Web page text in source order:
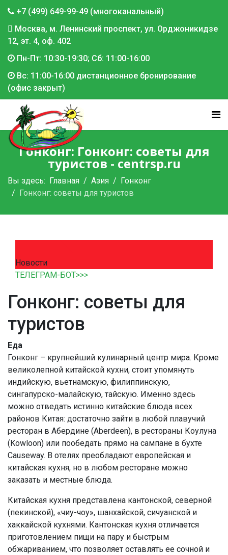
+7 (499) 649-99-49 (многоканальный)
Москва, м. Ленинский проспект, ул. Орджоникидзе
12, эт. 4, оф. 402
Пн-Пт: 10:30-19:30; Сб: 11:00-16:00
Вс: 11:00-16:00 дистанционное бронирование
(офис закрыт)
Гонконг: Гонконг: советы для
туристов - centrsp.ru
Вы здесь: Главная Азия
Гонконг
Гонконг: советы для туристов
Новости
ТЕЛЕГРАМ-БОТ>>>
Гонконг: советы для
туристов
Еда
Гонконг – крупнейший кулинарный центр мира. Кроме
великолепной китайской кухни, стоит упомянуть
индийскую, вьетнамскую, филиппинскую,
сингапурско-малайскую, тайскую. Именно здесь
можно отведать истинно китайские блюда всех
районов Китая: достаточно зайти в любой плавучий
ресторан в Абердине (Aberdeen), в рестораны Коулуна
(Kowloon) или пообедать прямо на сампане в бухте
Causeway. В отелях преобладают европейская и
китайская кухня, но в любом ресторане можно
заказать и местные блюда.
Китайская кухня представлена кантонской, северной
(пекинской), «чиу-чоу», шанхайской, сичуанской и
хаккайской кухнями. Кантонская кухня отличается
приготовлением пищи на пару и быстрым
обжариванием, что позволяет оставлять ее сочной и